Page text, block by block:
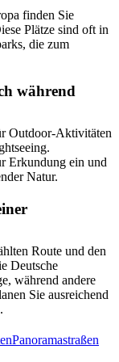
finden Sie
Plätze sind oft in
die zum
während
Outdoor-Aktivitäten
Erkundung ein und
Natur.
Route und den
Deutsche
während andere
Sie ausreichend
Panoramastraßen